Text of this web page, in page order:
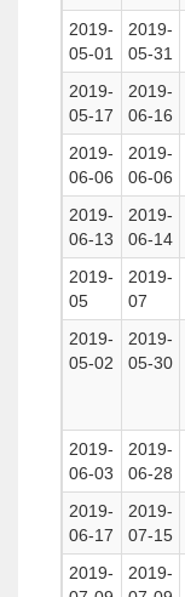
2019-
05-01
2019-
05-31
2019-
05-17
2019-
06-16
2019-
06-06
2019-
06-06
2019-
06-13
2019-
06-14
2019-
05
2019-
07
2019-
05-02
2019-
05-30
2019-
06-03
2019-
06-28
2019-
06-17
2019-
07-15
2019-
2019-